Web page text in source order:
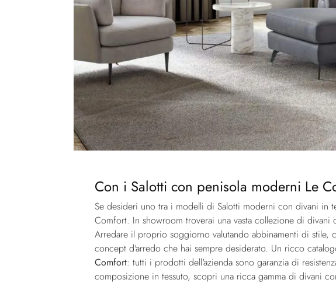
Con i Salotti con penisola moderni Le
Se desideri uno tra i modelli di Salotti moderni con divani in
Comfort. In showroom troverai una vasta collezione di
Arredare il proprio soggiorno valutando abbinamenti di
concept d'arredo che hai sempre desiderato. Un ricco
Comfort: tutti i prodotti dell'azienda sono garanzia di
composizione in tessuto, scopri una ricca gamma di divani